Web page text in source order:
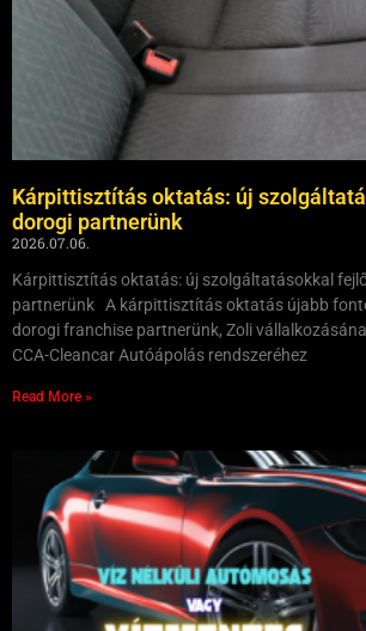
Kárpittisztítás oktatás: új
dorogi partnerünk
2026.07.06.
Kárpittisztítás oktatás: új szolgáltatásokkal
partnerünk A kárpittisztítás oktatás újabb
dorogi franchise partnerünk, Zoli
CCA-Cleancar Autóápolás rendszeréhez
Read More »